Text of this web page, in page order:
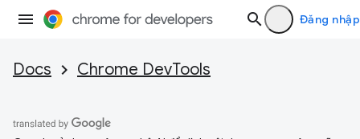
Đăng nhập
Docs Chrome DevTools